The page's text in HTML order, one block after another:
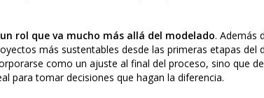
rol que va mucho más allá del modelado. Además
más sustentables desde las primeras etapas del
como un ajuste al final del proceso, sino que
para tomar decisiones que hagan la diferencia.